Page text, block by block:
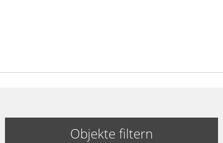
Objekte filtern